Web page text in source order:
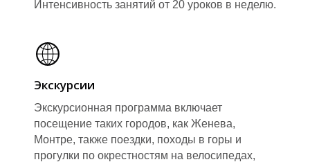
Интенсивность занятий от 20 уроков в неделю.
Экскурсии
Экскурсионная программа включает
посещение таких городов, как Женева,
Монтре, также поездки, походы в горы и
прогулки по окрестностям на велосипедах,